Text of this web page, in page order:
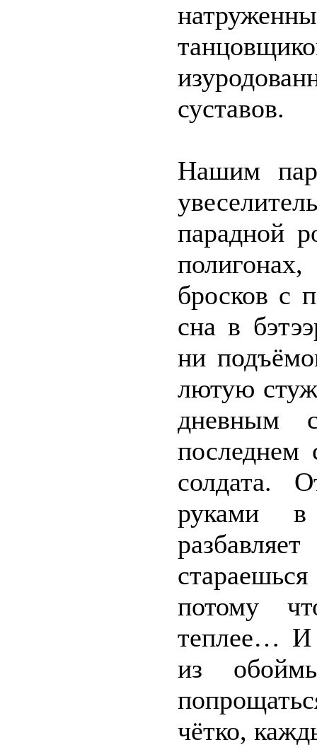
суставов.
Нашим
парадной
бросков с
сна в
ни
лютую
дневным
последнем
солдата.
руками в
потому
теплее… И
из
чётко,